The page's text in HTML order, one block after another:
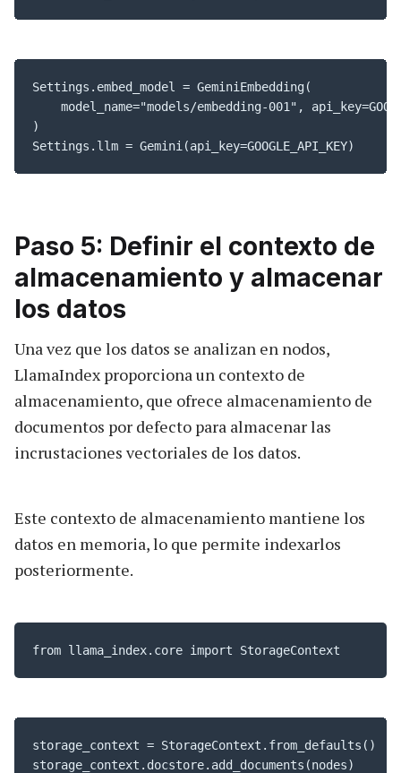
Settings.embed_model = GeminiEmbedding(
model_name="models/embedding-001",
)
Settings.llm = Gemini(api_key=GOOGLE_API_KEY)
Paso 5: Definir el contexto de
almacenamiento y almacenar
los datos
Una vez que los datos se analizan en nodos,
LlamaIndex proporciona un contexto de
almacenamiento, que ofrece almacenamiento de
documentos por defecto para almacenar las
incrustaciones vectoriales de los datos.
Este contexto de almacenamiento mantiene los
datos en memoria, lo que permite indexarlos
posteriormente.
from llama_index.core import StorageContext
storage_context = StorageContext.from_defaults()
storage_context.docstore.add_documents(nodes)